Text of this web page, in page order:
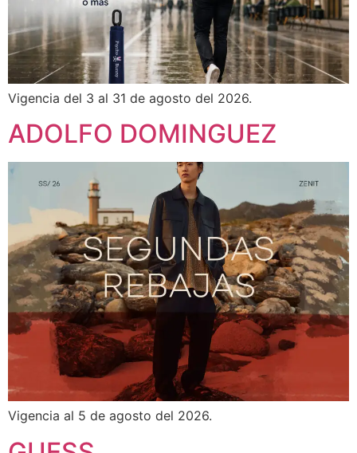
Vigencia del 3 al 31 de agosto del 2026.
ADOLFO DOMINGUEZ
Vigencia al 5 de agosto del 2026.